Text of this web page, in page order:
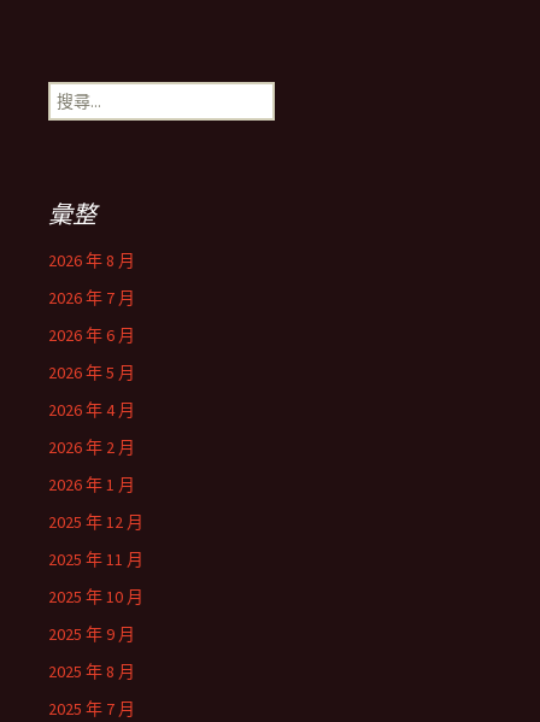
搜
尋
彙整
2026 年 8 月
2026 年 7 月
2026 年 6 月
2026 年 5 月
2026 年 4 月
2026 年 2 月
2026 年 1 月
2025 年 12 月
2025 年 11 月
2025 年 10 月
2025 年 9 月
2025 年 8 月
2025 年 7 月